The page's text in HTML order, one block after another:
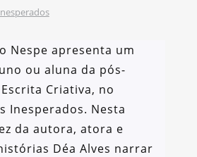
Nespe apresenta um
ou aluna da pós-
Criativa, no
Inesperados. Nesta
da autora, atora e
Déa Alves narrar